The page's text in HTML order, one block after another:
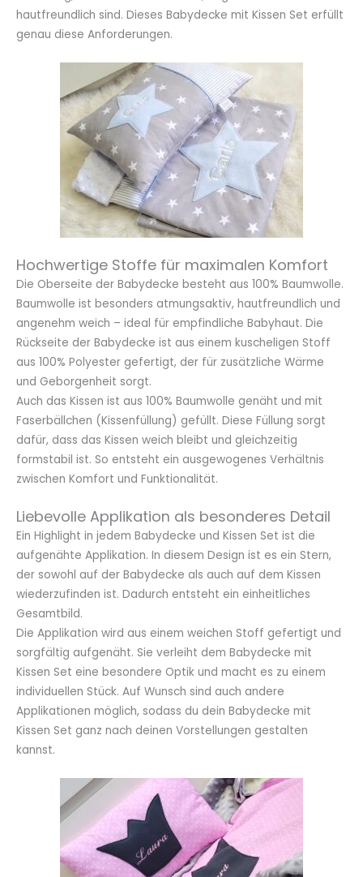
hautfreundlich sind. Dieses Babydecke mit Kissen Set erfüllt
genau diese Anforderungen.
Hochwertige Stoffe für maximalen Komfort
Die Oberseite der Babydecke besteht aus 100% Baumwolle.
Baumwolle ist besonders atmungsaktiv, hautfreundlich und
angenehm weich – ideal für empfindliche Babyhaut. Die
Rückseite der Babydecke ist aus einem kuscheligen Stoff
aus 100% Polyester gefertigt, der für zusätzliche Wärme
und Geborgenheit sorgt.
Auch das Kissen ist aus 100% Baumwolle genäht und mit
Faserbällchen (Kissenfüllung) gefüllt. Diese Füllung sorgt
dafür, dass das Kissen weich bleibt und gleichzeitig
formstabil ist. So entsteht ein ausgewogenes Verhältnis
zwischen Komfort und Funktionalität.
Liebevolle Applikation als besonderes Detail
Ein Highlight in jedem Babydecke und Kissen Set ist die
aufgenähte Applikation. In diesem Design ist es ein Stern,
der sowohl auf der Babydecke als auch auf dem Kissen
wiederzufinden ist. Dadurch entsteht ein einheitliches
Gesamtbild.
Die Applikation wird aus einem weichen Stoff gefertigt und
sorgfältig aufgenäht. Sie verleiht dem Babydecke mit
Kissen Set eine besondere Optik und macht es zu einem
individuellen Stück. Auf Wunsch sind auch andere
Applikationen möglich, sodass du dein Babydecke mit
Kissen Set ganz nach deinen Vorstellungen gestalten
kannst.